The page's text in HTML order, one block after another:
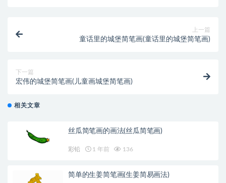
上一篇
童话里的城堡简笔画(童话里的城堡简笔画)
下一篇
宏伟的城堡简笔画(儿童画城堡简笔画)
相关文章
丝瓜简笔画的画法(丝瓜简笔画)
彩铅 1 年前 136
简单的生姜简笔画(生姜简易画法)